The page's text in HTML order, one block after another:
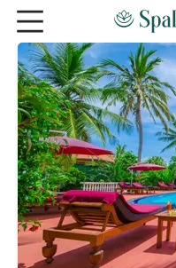
Aller au contenu principal